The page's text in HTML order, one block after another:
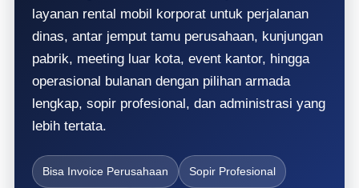
layanan rental mobil korporat untuk perjalanan
dinas, antar jemput tamu perusahaan, kunjungan
pabrik, meeting luar kota, event kantor, hingga
operasional bulanan dengan pilihan armada
lengkap, sopir profesional, dan administrasi yang
lebih tertata.
Bisa Invoice Perusahaan Sopir Profesional